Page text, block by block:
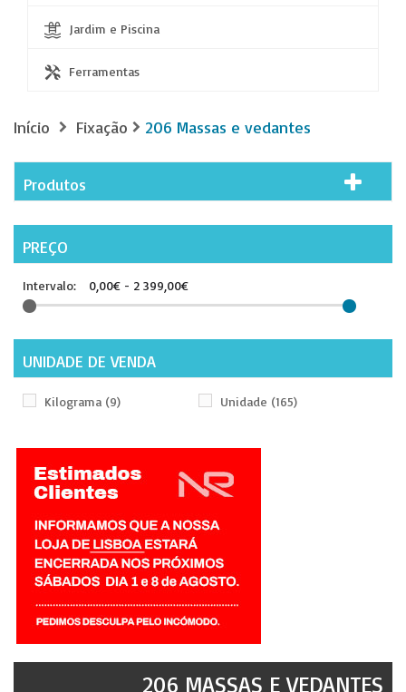
Jardim e Piscina
Ferramentas
Início Fixação 206 Massas e vedantes
Produtos
PREÇO
Intervalo: 0,00€ - 2 399,00€
UNIDADE DE VENDA
Kilograma (9) Unidade (165)
206 MASSAS E VEDANTES